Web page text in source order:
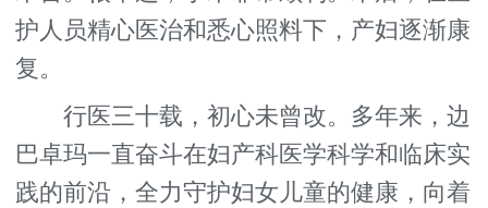
护人员精心医治和悉心照料下，产妇逐渐康
复。
行医三十载，初心未曾改。多年来，边
巴卓玛一直奋斗在妇产科医学科学和临床实
践的前沿，全力守护妇女儿童的健康，向着